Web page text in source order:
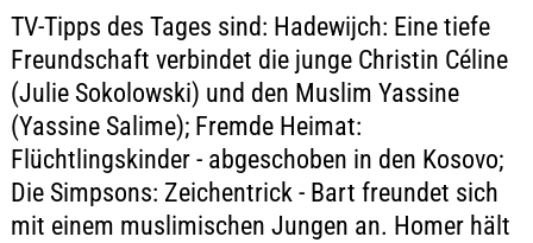
TV-Tipps des Tages sind: Hadewijch: Eine tiefe
Freundschaft verbindet die junge Christin Céline
(Julie Sokolowski) und den Muslim Yassine
(Yassine Salime); Fremde Heimat:
Flüchtlingskinder - abgeschoben in den Kosovo;
Die Simpsons: Zeichentrick - Bart freundet sich
mit einem muslimischen Jungen an. Homer hält